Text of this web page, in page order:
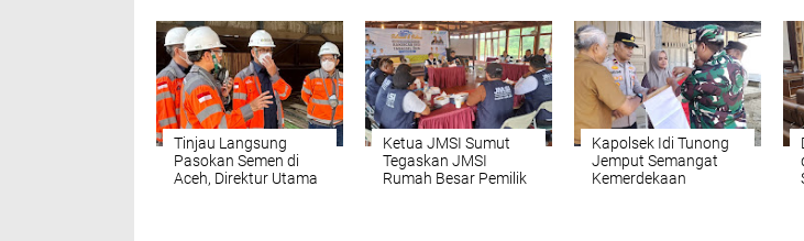
Sejumlah Titik
‎Tinjau Langsung
Pasokan Semen di
Aceh, ‎Direktur Utama
Ketua JMSI Sumut
Tegaskan JMSI
Rumah Besar Pemilik
Kapolsek Idi Tunong
Jemput Semangat
Kemerdekaan